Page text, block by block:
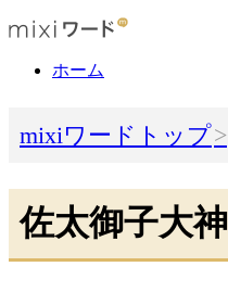
ホーム
mixiワードトップ
佐太御子大神